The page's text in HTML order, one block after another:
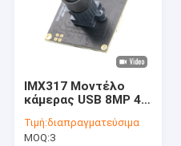
IMX317 Μοντέλο
κάμερας USB 8MP 4K
εστίαση
Τιμή:διαπραγματεύσιμα
MOQ:3